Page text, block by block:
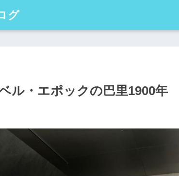
グ
ル・エポックの巴里1900年